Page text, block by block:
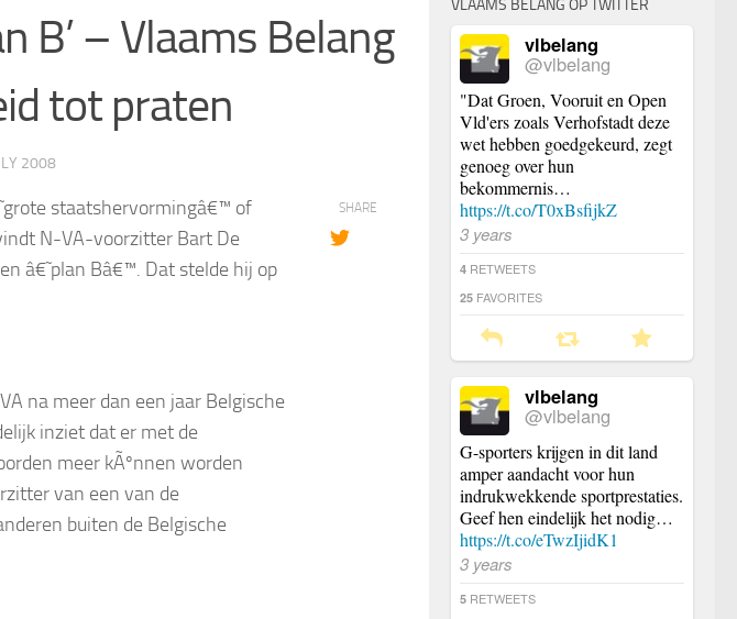
B’ – Vlaams Belang
tot praten
2008
staatshervormingâ€™ of
N-VA-voorzitter Bart De
â€˜plan Bâ€™. Dat stelde hij op
na meer dan een jaar Belgische
inziet dat er met de
meer kÃºnnen worden
van een van de
buiten de Belgische
SHARE
VLAAMS BELANG OP TWITTER
vlbelang
@vlbelang
"Dat Groen, Vooruit en Open
Vld'ers zoals Verhofstadt deze
wet hebben goedgekeurd, zegt
genoeg over hun
bekommernis…
https://t.co/T0xBsfijkZ
3 years
4 RETWEETS
25 FAVORITES
vlbelang
@vlbelang
G-sporters krijgen in dit land
amper aandacht voor hun
indrukwekkende sportprestaties.
Geef hen eindelijk het nodig…
https://t.co/eTwzIjidK1
3 years
5 RETWEETS